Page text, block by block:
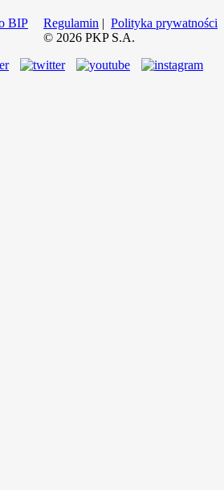
Regulamin | Polityka prywatności
© 2026 PKP S.A.